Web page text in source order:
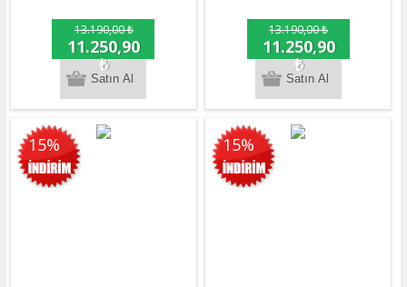
13.190,00 ₺
11.250,90
₺
13.190,00 ₺
11.250,90
₺
15% 15%